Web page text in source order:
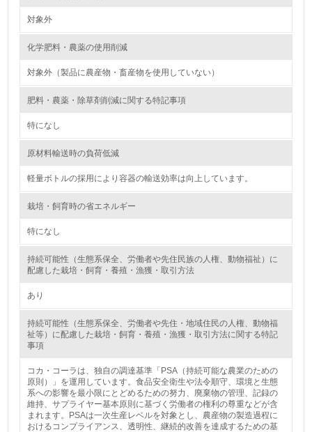
7.
→ 導入している規格名 ISO14001
第三者認証を取得している
9.
油、ガス）の使用量削減の取り組みを行っている
10.
<L2> 資源とエネルギーの使用量の把握をし、具体的な削
環境配慮型製品・サービスの製造・販売
11.
対象外
化学肥料・農薬の使用削減
対象外（製品に農産物・畜産物を使用していない）
肥料・農薬・除草剤削減に関する特記事項
特になし
原材料輸送時の負荷低減
軽量ボトルの採用により容器の輸送効率は向上しています。
栽培・飼育時の省エネルギー
特になし
持続可能性（生態系保全、労働者や先住民族の人権、動物福祉）に
配慮した栽培・飼育・養殖・漁獲・取引方法
あり
持続可能性（生態系保全、労働者や先住・地域住民の人権、動物福
祉等）に配慮した栽培・飼育・養殖・漁獲・取引方法に関する特記
事項
コカ・コーラは、独自の調達基準「PSA（持続可能な農業のための
原則）」を運用しています。食品安全衛生や法令順守、環境と生態
系への影響を最小限にとどめるための努力、廃棄物の管理、記録の
維持、サプライヤー基本原則に基づく労働者の権利の尊重などが含
まれます。PSAは一次生産レベルを対象とし、農産物の製造過程に
おけるコンプライアンス、透明性、継続的改善を達成するための基